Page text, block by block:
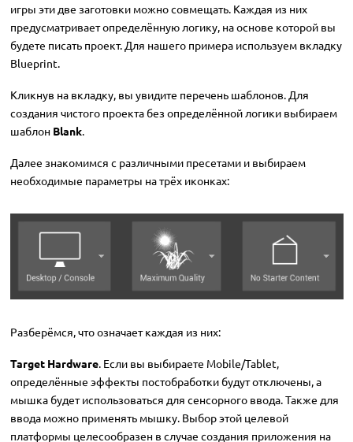
игры эти две заготовки можно совмещать. Каждая из них
предусматривает определённую логику, на основе которой вы
будете писать проект. Для нашего примера используем вкладку
Blueprint.
Кликнув на вкладку, вы увидите перечень шаблонов. Для
создания чистого проекта без определённой логики выбираем
шаблон Blank.
Далее знакомимся с различными пресетами и выбираем
необходимые параметры на трёх иконках:
Разберёмся, что означает каждая из них:
Target Hardware. Если вы выбираете Mobile/Tablet,
определённые эффекты постобработки будут отключены, а
мышка будет использоваться для сенсорного ввода. Также для
ввода можно применять мышку. Выбор этой целевой
платформы целесообразен в случае создания приложения на